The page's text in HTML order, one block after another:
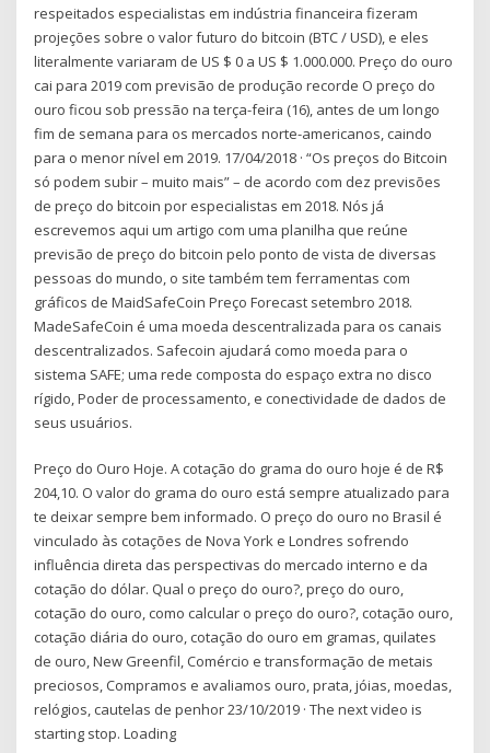
respeitados especialistas em indústria financeira fizeram
projeções sobre o valor futuro do bitcoin (BTC / USD), e eles
literalmente variaram de US $ 0 a US $ 1.000.000. Preço do ouro
cai para 2019 com previsão de produção recorde O preço do
ouro ficou sob pressão na terça-feira (16), antes de um longo
fim de semana para os mercados norte-americanos, caindo
para o menor nível em 2019. 17/04/2018 · “Os preços do Bitcoin
só podem subir – muito mais” – de acordo com dez previsões
de preço do bitcoin por especialistas em 2018. Nós já
escrevemos aqui um artigo com uma planilha que reúne
previsão de preço do bitcoin pelo ponto de vista de diversas
pessoas do mundo, o site também tem ferramentas com
gráficos de MaidSafeCoin Preço Forecast setembro 2018.
MadeSafeCoin é uma moeda descentralizada para os canais
descentralizados. Safecoin ajudará como moeda para o
sistema SAFE; uma rede composta do espaço extra no disco
rígido, Poder de processamento, e conectividade de dados de
seus usuários.
Preço do Ouro Hoje. A cotação do grama do ouro hoje é de R$
204,10. O valor do grama do ouro está sempre atualizado para
te deixar sempre bem informado. O preço do ouro no Brasil é
vinculado às cotações de Nova York e Londres sofrendo
influência direta das perspectivas do mercado interno e da
cotação do dólar. Qual o preço do ouro?, preço do ouro,
cotação do ouro, como calcular o preço do ouro?, cotação ouro,
cotação diária do ouro, cotação do ouro em gramas, quilates
de ouro, New Greenfil, Comércio e transformação de metais
preciosos, Compramos e avaliamos ouro, prata, jóias, moedas,
relógios, cautelas de penhor 23/10/2019 · The next video is
starting stop. Loading